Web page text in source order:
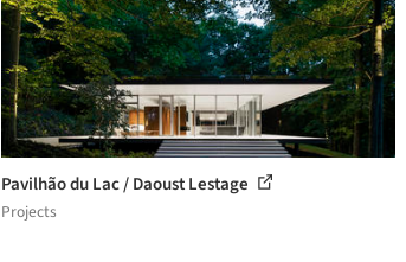
Pavilhão du Lac / Daoust Lestage
Projects